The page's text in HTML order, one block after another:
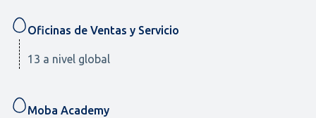
Oficinas de Ventas y Servicio
13 a nivel global
Moba Academy